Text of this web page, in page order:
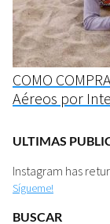
COMO
Aéreos por
ULTIMAS
Instagram has
Sígueme!
BUSCAR